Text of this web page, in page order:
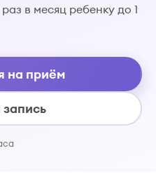
в месяц ребенку до 1
на приём